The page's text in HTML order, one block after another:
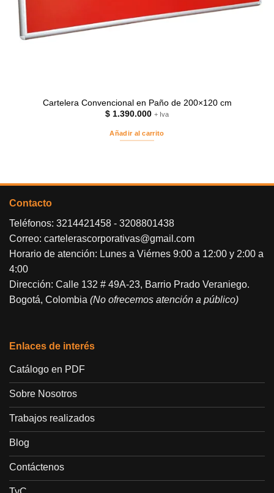
Cartelera Convencional en Paño de 200×120 cm
$ 1.390.000 + Iva
Añadir al carrito
Contacto
Teléfonos: 3214421458 - 3208801438
Correo: cartelerascorporativas@gmail.com
Horario de atención: Lunes a Viérnes 9:00 a 12:00 y 2:00 a
4:00
Dirección: Calle 132 # 49A-23, Barrio Prado Veraniego.
Bogotá, Colombia (No ofrecemos atención a público)
Enlaces de interés
Catálogo en PDF
Sobre Nosotros
Trabajos realizados
Blog
Contáctenos